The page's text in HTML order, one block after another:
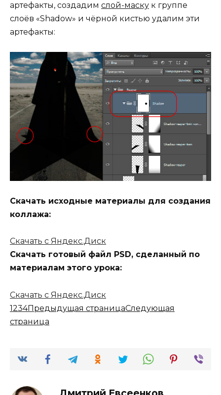
артефакты, создадим слой-маску к группе
слоёв «Shadow» и чёрной кистью удалим эти
артефакты:
Скачать исходные материалы для создания
коллажа:
Скачать с Яндекс.Диск
Скачать готовый файл PSD, сделанный по
материалам этого урока:
Скачать с Яндекс.Диск
1234Предыдущая страницаСледующая
страница